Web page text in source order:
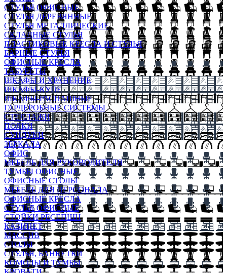
СТУЛЬЯ ОФИСНЫЕ
СТУЛЬЯ ДЕРЕВЯННЫЕ
СТУЛЬЯ МЕТАЛЛИЧЕСКИЕ
СКЛАДНЫЕ СТУЛЬЯ
ПЛАСТИКОВЫЕ КРЕСЛА И СТУЛЬЯ
БАРНЫЕ СТУЛЬЯ
ОФИСНЫЕ КРЕСЛА
ТАБУРЕТЫ
ШКАФЫ И ХРАНЕНИЕ
ШКАФЫ-КУПЕ
ШКАФЫ-РАСПАШНЫЕ
ГАРДЕРОБНЫЕ СИСТЕМЫ
СТЕЛЛАЖИ
ПОЛКИ
СУНДУКИ
ЗЕРКАЛА
ОФИС
МЕБЕЛЬ ДЛЯ РУКОВОДИТЕЛЯ
ТУМБЫ ОФИСНЫЕ
ОФИСНЫЕ СТОЛЫ
МЕБЕЛЬ ДЛЯ ПЕРСОНАЛА
ОФИСНЫЕ КРЕСЛА
СТУЛЬЯ ОФИСНЫЕ
СТОЙКИ РЕСЕПШН
КАБИНЕТ
МАССИВ
СТОЛЫ
СТУЛЬЯ, БАНКЕТКИ
КОМОДЫ И ТУМБЫ